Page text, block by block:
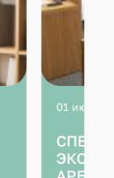
01 июля